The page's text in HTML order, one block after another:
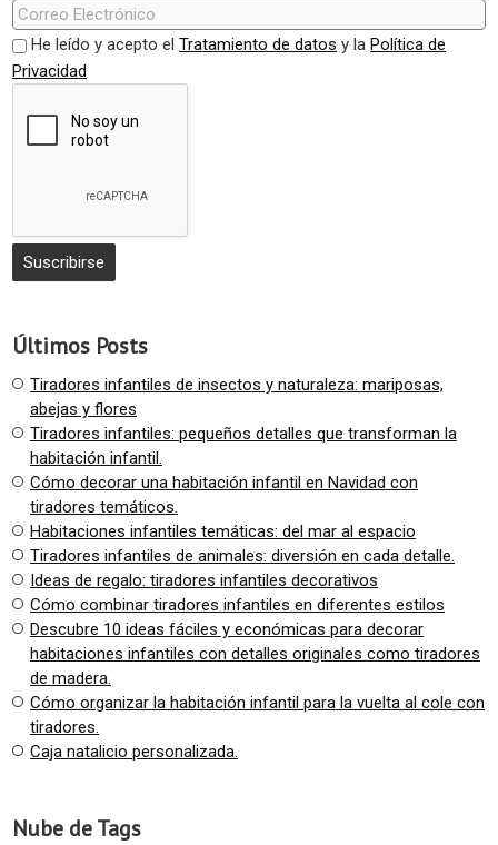
He leído y acepto el Tratamiento de datos y la Política de
Privacidad
Últimos Posts
Tiradores infantiles de insectos y naturaleza: mariposas,
abejas y flores
Tiradores infantiles: pequeños detalles que transforman la
habitación infantil.
Cómo decorar una habitación infantil en Navidad con
tiradores temáticos.
Habitaciones infantiles temáticas: del mar al espacio
Tiradores infantiles de animales: diversión en cada detalle.
Ideas de regalo: tiradores infantiles decorativos
Cómo combinar tiradores infantiles en diferentes estilos
Descubre 10 ideas fáciles y económicas para decorar
habitaciones infantiles con detalles originales como tiradores
de madera.
Cómo organizar la habitación infantil para la vuelta al cole con
tiradores.
Caja natalicio personalizada.
Nube de Tags